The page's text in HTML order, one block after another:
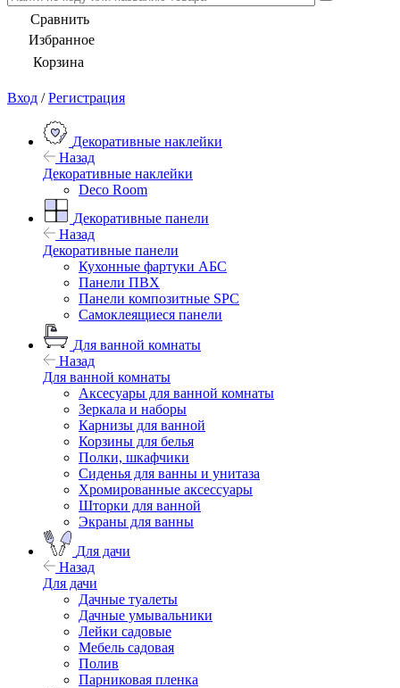
Сравнить
Избранное
Корзина
Вход / Регистрация
Декоративные наклейки
Назад
Декоративные наклейки
Deco Room
Декоративные панели
Назад
Декоративные панели
Кухонные фартуки АБС
Панели ПВХ
Панели композитные SPC
Самоклеящиеся панели
Для ванной комнаты
Назад
Для ванной комнаты
Аксесуары для ванной комнаты
Зеркала и наборы
Карнизы для ванной
Корзины для белья
Полки, шкафчики
Сиденья для ванны и унитаза
Хромированные аксессуары
Шторки для ванной
Экраны для ванны
Для дачи
Назад
Для дачи
Дачные туалеты
Дачные умывальники
Лейки садовые
Мебель садовая
Полив
Парниковая пленка